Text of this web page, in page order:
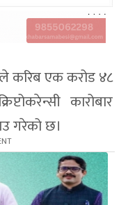
करिब एक करोड ४८
कारोबार
गरेको छ।